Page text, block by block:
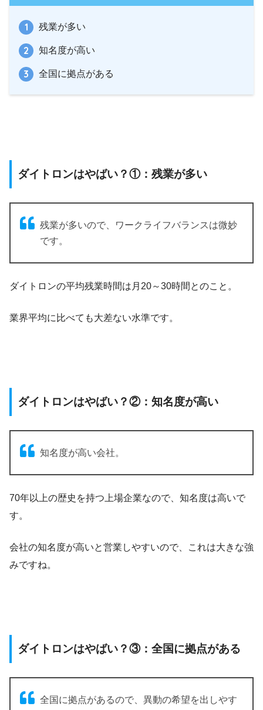
残業が多い
知名度が高い
全国に拠点がある
ダイトロンはやばい？①：残業が多い
残業が多いので、ワークライフバランスは微妙
です。
ダイトロンの平均残業時間は月20～30時間とのこと。
業界平均に比べても大差ない水準です。
ダイトロンはやばい？②：知名度が高い
知名度が高い会社。
70年以上の歴史を持つ上場企業なので、知名度は高いで
す。
会社の知名度が高いと営業しやすいので、これは大きな強
みですね。
ダイトロンはやばい？③：全国に拠点がある
全国に拠点があるので、異動の希望を出しやす